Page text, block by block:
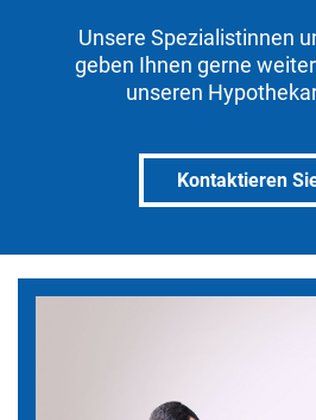
Unsere Spezialistinnen
geben Ihnen gerne
unseren
Kontaktieren